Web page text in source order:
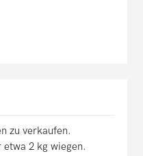
zu verkaufen.
etwa 2 kg wiegen.